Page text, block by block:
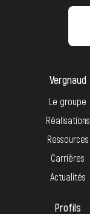
Vergnaud
Le groupe
Réalisations
Ressources
Carrières
Actualités
Profils